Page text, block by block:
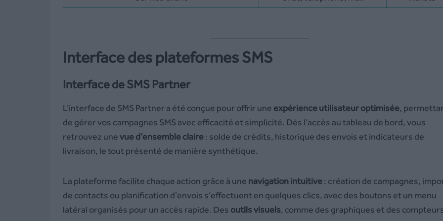
Interface des plateformes SMS
Interface de SMS Partner
L’interface de SMS Partner a été conçue pour offrir une expérience utilisateur optimisée,
de gérer vos campagnes SMS avec efficacité et simplicité. Dès l’accès au tableau de bord, vous
retrouvez unevue d’ensemble claire: solde de crédits, historique des envois et indicateurs de
livraison, le tout présenté de manière synthétique.
La plateforme facilite chaque action grâce à une navigation intuitive: création de campagnes,
de contacts ou planification d’envois s’effectuent en quelques clics, avec des boutons et un menu
latéral organisés pour un accès rapide. Des outils visuels, comme des graphiques et des